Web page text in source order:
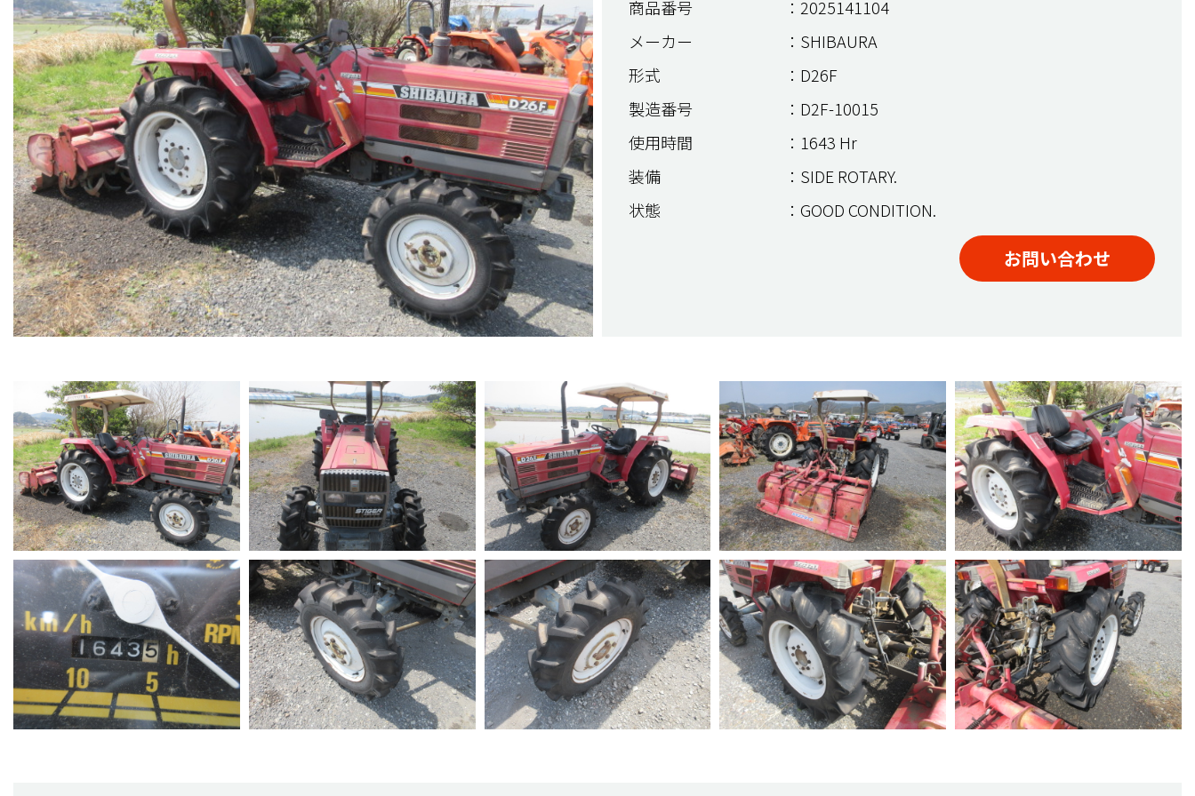
商品番号
：2025141104
メーカー
：SHIBAURA
形式
：D26F
製造番号
：D2F-10015
使用時間
：1643 Hr
装備
：SIDE ROTARY.
状態
：GOOD CONDITION.
お問い合わせ